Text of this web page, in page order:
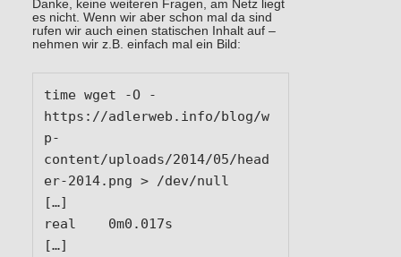
Danke, keine weiteren Fragen, am Netz liegt
es nicht. Wenn wir aber schon mal da sind
rufen wir auch einen statischen Inhalt auf –
nehmen wir z.B. einfach mal ein Bild:
time wget -O -
https://adlerweb.info/blog/w
p-
content/uploads/2014/05/head
er-2014.png > /dev/null
[…]
real	0m0.017s
[…]